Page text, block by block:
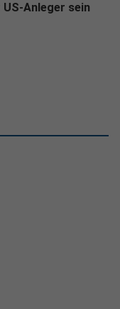
Anleger sein